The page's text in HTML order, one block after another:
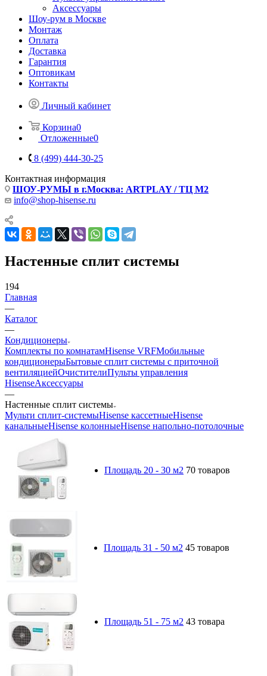
Аксессуары
Шоу-рум в Москве
Монтаж
Оплата
Доставка
Гарантия
Оптовикам
Контакты
Личный кабинет
Корзина0
Отложенные0
8 (499) 444-30-25
Контактная информация
ШОУ-РУМЫ в г.Москва: ARTPLAY / ТЦ М2
info@shop-hisense.ru
Настенные сплит системы
194
Главная
—
Каталог
—
Кондиционеры
Комплекты по комнатамHisense VRFМобильные
кондиционерыБытовые сплит системы с приточной
вентиляциейОчистителиПульты управления
HisenseАксессуары
—
Настенные сплит системы
Мульти сплит-системыHisense кассетныеHisense
канальныеHisense колонныеHisense напольно-потолочные
Площадь 20 - 30 м2 70 товаров
Площадь 31 - 50 м2 45 товаров
Площадь 51 - 75 м2 43 товара